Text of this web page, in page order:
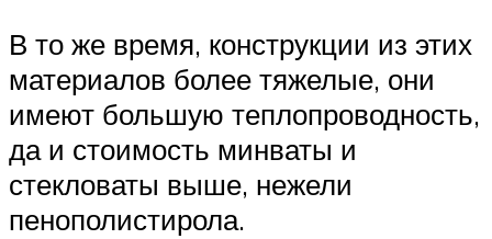
В то же время, конструкции из этих
материалов более тяжелые, они
имеют большую теплопроводность,
да и стоимость минваты и
стекловаты выше, нежели
пенополистирола.